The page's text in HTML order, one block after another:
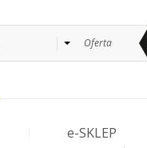
Oferta
e-SKLEP